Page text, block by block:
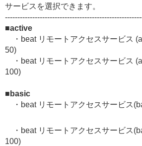
サービスを選択できます。
■active
・beat リモートアクセスサービス
50)
・beat リモートアクセスサービス
100)
■basic
・beat リモートアクセスサービス
・beat リモートアクセスサービス
100)